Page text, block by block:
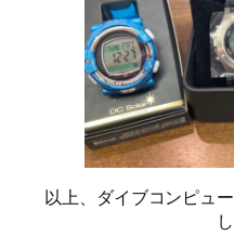
以上、ダイブコンピュ